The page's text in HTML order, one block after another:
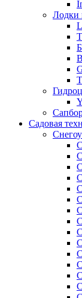
Лодки
Садовая